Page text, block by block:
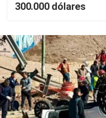
300.000 dólares